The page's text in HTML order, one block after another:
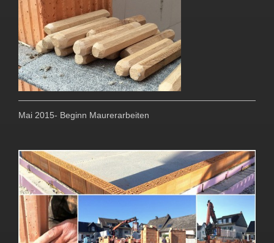
Mai 2015- Beginn Maurerarbeiten